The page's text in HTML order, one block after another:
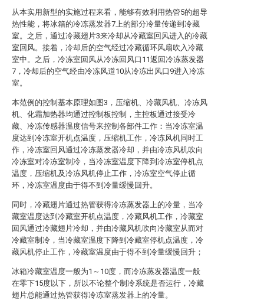
从本实用新型的实施过程来看，能够有效利用热管5的超导
热性能，将冰箱的冷冻蒸发器7上的部分冷量传递到冷藏
室。之后，通过冷藏翅片3来冷却从冷藏室回风进入的冷藏
室回风。接着，冷却后的空气经过冷藏循环风扇吹入冷藏
室中。之后，冷冻室回风从冷冻回风口11返回冷冻蒸发器
7，冷却后的空气经由冷冻风道10从冷冻出风口9进入冷冻
室。
本范例的控制基本原理如图3，压缩机、冷藏风机、冷冻风
机、化霜加热器均通过控制板控制，主控板通过接受冷
藏、冷冻传感器温度信号来控制各部件工作：当冷冻室温
度达到冷冻室开机点温度，压缩机工作，冷冻风机同时工
作，冷冻室回风通过冷冻蒸发器冷却，并由冷冻风机吹向
冷冻室对冷冻室制冷，当冷冻室温度下降到冷冻室停机点
温度，压缩机及冷冻风机停止工作，冷冻室空气停止循
环，冷冻室温度由于得不到冷量缓慢回升。
同时，冷藏翅片通过热管获得冷冻蒸发器上的冷量，当冷
藏室温度达到冷藏室开机点温度，冷藏风机工作，冷藏室
回风通过冷藏翅片冷却，并由冷藏风机吹向冷藏室从而对
冷藏室制冷，当冷藏室温度下降到冷藏室停机点温度，冷
藏风机停止工作，冷藏室温度由于得不到冷量缓慢回升；
冰箱冷藏室温度一般为1～10度，而冷冻蒸发器温度一般
在零下15度以下，所以不论整个制冷系统是否运行，冷藏
翅片总能通过热管获得冷冻室蒸发器上的冷量。